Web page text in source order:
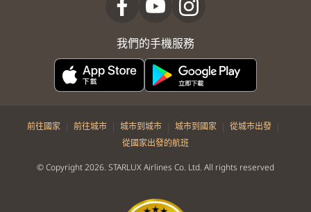
我們的手機服務
前往國家 | 前往城市 | 城市到城市 | 城市到國家 | 從城市出發 |
從國家出發的航班
© Copyright 2026. STARLUX Airlines Co. Ltd. All rights reserved